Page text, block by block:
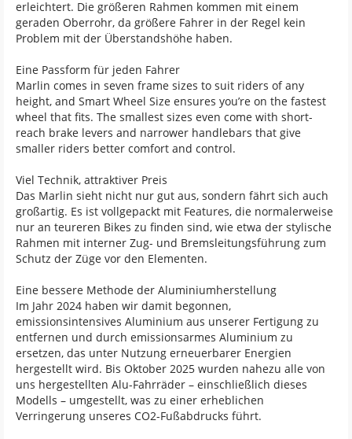
erleichtert. Die größeren Rahmen kommen mit einem
geraden Oberrohr, da größere Fahrer in der Regel kein
Problem mit der Überstandshöhe haben.
Eine Passform für jeden Fahrer
Marlin comes in seven frame sizes to suit riders of any
height, and Smart Wheel Size ensures you’re on the fastest
wheel that fits. The smallest sizes even come with short-
reach brake levers and narrower handlebars that give
smaller riders better comfort and control.
Viel Technik, attraktiver Preis
Das Marlin sieht nicht nur gut aus, sondern fährt sich auch
großartig. Es ist vollgepackt mit Features, die normalerweise
nur an teureren Bikes zu finden sind, wie etwa der stylische
Rahmen mit interner Zug- und Bremsleitungsführung zum
Schutz der Züge vor den Elementen.
Eine bessere Methode der Aluminiumherstellung
Im Jahr 2024 haben wir damit begonnen,
emissionsintensives Aluminium aus unserer Fertigung zu
entfernen und durch emissionsarmes Aluminium zu
ersetzen, das unter Nutzung erneuerbarer Energien
hergestellt wird. Bis Oktober 2025 wurden nahezu alle von
uns hergestellten Alu-Fahrräder – einschließlich dieses
Modells – umgestellt, was zu einer erheblichen
Verringerung unseres CO2-Fußabdrucks führt.